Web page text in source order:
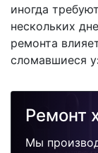
иногда
нескольких
ремонта
сломавшиеся
Ремонт
Мы